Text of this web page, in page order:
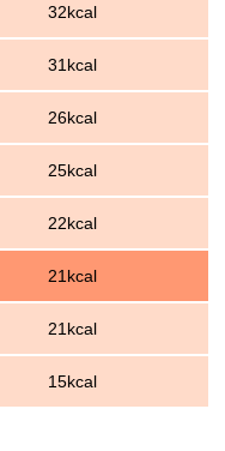
32kcal
31kcal
26kcal
25kcal
22kcal
21kcal
21kcal
15kcal